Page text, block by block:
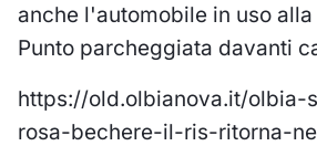
anche l'automobile in uso
Punto parcheggiata davanti
https://old.olbianova.it/olbia-
rosa-bechere-il-ris-ritorna-